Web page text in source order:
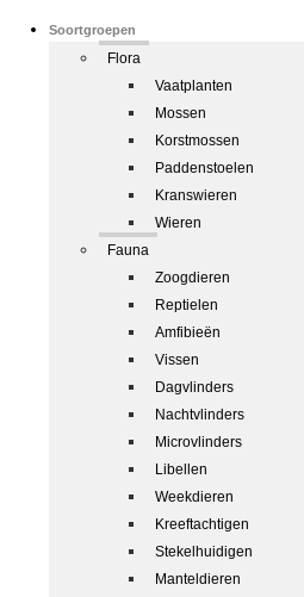
Soortgroepen
Flora
Vaatplanten
Mossen
Korstmossen
Paddenstoelen
Kranswieren
Wieren
Fauna
Zoogdieren
Reptielen
Amfibieën
Vissen
Dagvlinders
Nachtvlinders
Microvlinders
Libellen
Weekdieren
Kreeftachtigen
Stekelhuidigen
Manteldieren